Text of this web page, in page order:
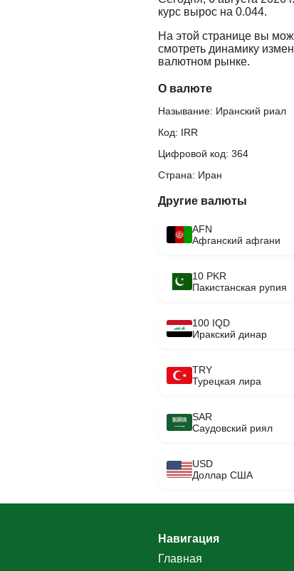
курс вырос на 0.044.
На этой странице вы
смотреть динамику
валютном рынке.
О валюте
Называние: Иранский риал
Код: IRR
Цифровой код: 364
Страна: Иран
Другие валюты
AFN
Афганский афгани
10 PKR
Пакистанская рупия
100 IQD
Иракский динар
TRY
Турецкая лира
SAR
Саудовский риял
USD
Доллар США
Навигация
Главная